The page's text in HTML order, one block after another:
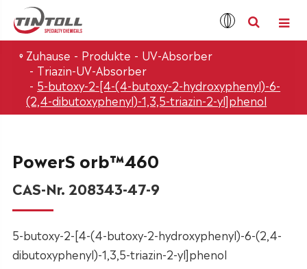
Zuhause Produkte
UV-Absorber
Triazin-UV-Absorber
5-butoxy-2-[4-(4-butoxy-2-hydroxyphenyl)-6-
(2,4-dibutoxyphenyl)-1,3,5-triazin-2-yl]phenol
PowerS orb™460
CAS-Nr. 208343-47-9
5-butoxy-2-[4-(4-butoxy-2-hydroxyphenyl)-6-(2,4-
dibutoxyphenyl)-1,3,5-triazin-2-yl]phenol